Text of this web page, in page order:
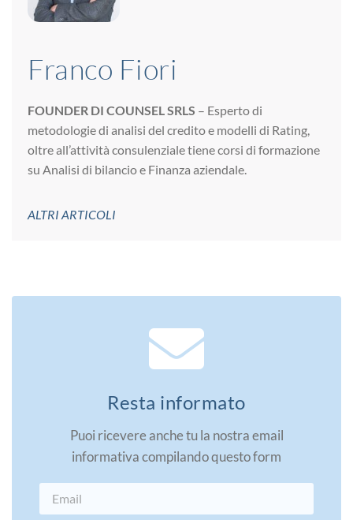
Franco Fiori
FOUNDER DI COUNSEL SRLS – Esperto di
metodologie di analisi del credito e modelli di Rating,
oltre all’attività consulenziale tiene corsi di formazione
su Analisi di bilancio e Finanza aziendale.
ALTRI ARTICOLI
Resta informato
Puoi ricevere anche tu la nostra email
informativa compilando questo form